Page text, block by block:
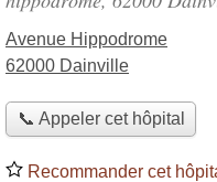
Avenue Hippodrome
62000 Dainville
📞 Appeler cet hôpital
Recommander cet